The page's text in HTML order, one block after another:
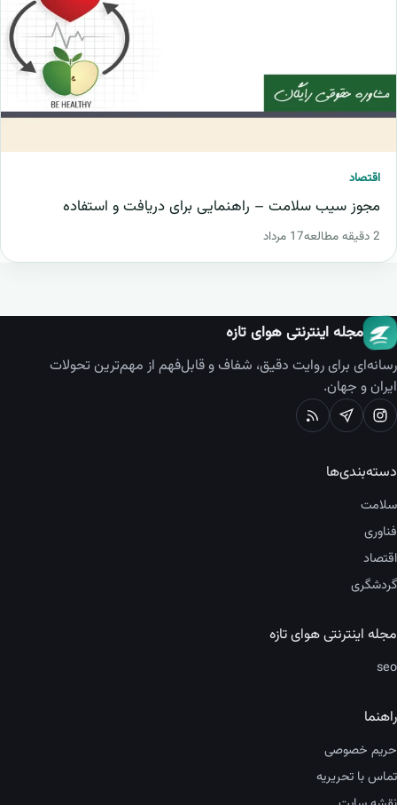
اقتصاد
مجوز سیب سلامت – راهنمایی برای دریافت و استفاده
2 دقیقه مطالعه 17 مرداد
مجله اینترنتی هوای تازه
رسانه‌ای برای روایت دقیق، شفاف و قابل‌فهم از مهم‌ترین تحولات
ایران و جهان.
دسته‌بندی‌ها
سلامت
فناوری
اقتصاد
گردشگری
مجله اینترنتی هوای تازه
seo
راهنما
حریم خصوصی
تماس با تحریریه